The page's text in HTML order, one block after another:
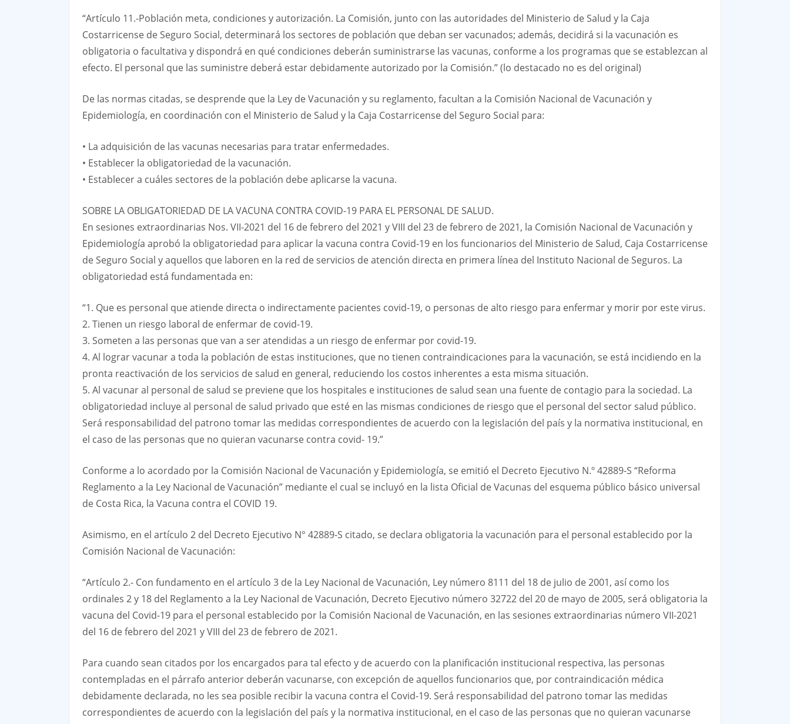
“Artículo 11.-Población meta, condiciones y autorización. La Comisión, junto con las autoridades del Ministerio de Salud y la Caja
Costarricense de Seguro Social, determinará los sectores de población que deban ser vacunados; además, decidirá si la vacunación es
obligatoria o facultativa y dispondrá en qué condiciones deberán suministrarse las vacunas, conforme a los programas que se establezcan al
efecto. El personal que las suministre deberá estar debidamente autorizado por la Comisión.” (lo destacado no es del original)
De las normas citadas, se desprende que la Ley de Vacunación y su reglamento, facultan a la Comisión Nacional de Vacunación y
Epidemiología, en coordinación con el Ministerio de Salud y la Caja Costarricense del Seguro Social para:
• La adquisición de las vacunas necesarias para tratar enfermedades.
• Establecer la obligatoriedad de la vacunación.
• Establecer a cuáles sectores de la población debe aplicarse la vacuna.
SOBRE LA OBLIGATORIEDAD DE LA VACUNA CONTRA COVID-19 PARA EL PERSONAL DE SALUD.
En sesiones extraordinarias Nos. VII-2021 del 16 de febrero del 2021 y VIII del 23 de febrero de 2021, la Comisión Nacional de Vacunación y
Epidemiología aprobó la obligatoriedad para aplicar la vacuna contra Covid-19 en los funcionarios del Ministerio de Salud, Caja Costarricense
de Seguro Social y aquellos que laboren en la red de servicios de atención directa en primera línea del Instituto Nacional de Seguros. La
obligatoriedad está fundamentada en:
“1. Que es personal que atiende directa o indirectamente pacientes covid-19, o personas de alto riesgo para enfermar y morir por este virus.
2. Tienen un riesgo laboral de enfermar de covid-19.
3. Someten a las personas que van a ser atendidas a un riesgo de enfermar por covid-19.
4. Al lograr vacunar a toda la población de estas instituciones, que no tienen contraindicaciones para la vacunación, se está incidiendo en la
pronta reactivación de los servicios de salud en general, reduciendo los costos inherentes a esta misma situación.
5. Al vacunar al personal de salud se previene que los hospitales e instituciones de salud sean una fuente de contagio para la sociedad. La
obligatoriedad incluye al personal de salud privado que esté en las mismas condiciones de riesgo que el personal del sector salud público.
Será responsabilidad del patrono tomar las medidas correspondientes de acuerdo con la legislación del país y la normativa institucional, en
el caso de las personas que no quieran vacunarse contra covid- 19.”
Conforme a lo acordado por la Comisión Nacional de Vacunación y Epidemiología, se emitió el Decreto Ejecutivo N.º 42889-S “Reforma
Reglamento a la Ley Nacional de Vacunación” mediante el cual se incluyó en la lista Oficial de Vacunas del esquema público básico universal
de Costa Rica, la Vacuna contra el COVID 19.
Asimismo, en el artículo 2 del Decreto Ejecutivo N° 42889-S citado, se declara obligatoria la vacunación para el personal establecido por la
Comisión Nacional de Vacunación:
“Artículo 2.- Con fundamento en el artículo 3 de la Ley Nacional de Vacunación, Ley número 8111 del 18 de julio de 2001, así como los
ordinales 2 y 18 del Reglamento a la Ley Nacional de Vacunación, Decreto Ejecutivo número 32722 del 20 de mayo de 2005, será obligatoria la
vacuna del Covid-19 para el personal establecido por la Comisión Nacional de Vacunación, en las sesiones extraordinarias número VII-2021
del 16 de febrero del 2021 y VIII del 23 de febrero de 2021.
Para cuando sean citados por los encargados para tal efecto y de acuerdo con la planificación institucional respectiva, las personas
contempladas en el párrafo anterior deberán vacunarse, con excepción de aquellos funcionarios que, por contraindicación médica
debidamente declarada, no les sea posible recibir la vacuna contra el Covid-19. Será responsabilidad del patrono tomar las medidas
correspondientes de acuerdo con la legislación del país y la normativa institucional, en el caso de las personas que no quieran vacunarse